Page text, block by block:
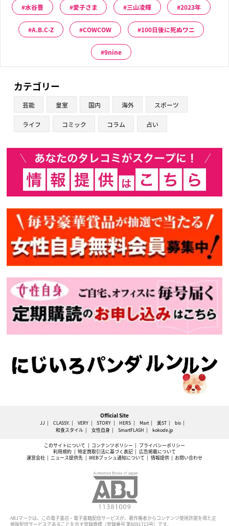
水谷豊 愛子さま 三山凌輝 2023年
A.B.C-Z COWCOW 100日後に死ぬワニ
9nine
カテゴリー
芸能 皇室 国内 海外 スポーツ
ライフ コミック コラム 占い
Official Site
JJ CLASSY. VERY STORY HERS Mart 美ST
bis
和食スタイル
女性自身 SmartFLASH kokode.jp
このサイトについて コンテンツポリシー
プライバシーポリシー
利用規約
特定商取引法に基づく表記
広告掲載について
運営会社
ニュース提供先 WEBプッシュ通知について 情報提供 お問い合わせ
ABJマークは、この電子書店・電子書籍配信サービスが、著作権者からコンテンツ使用許諾を得た正
規版配信サービスであることを示す登録商標（登録番号 第6091713号）です。